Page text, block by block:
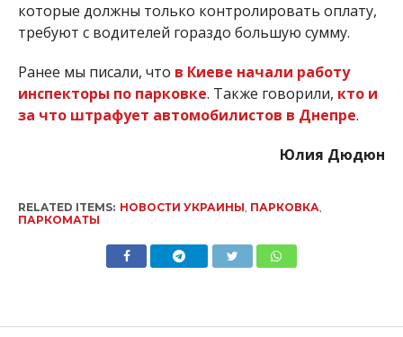
которые должны только контролировать оплату,
требуют с водителей гораздо большую сумму.
Ранее мы писали, что в Киеве начали работу
инспекторы по парковке. Также говорили, кто и
за что штрафует автомобилистов в Днепре.
Юлия Дюдюн
RELATED ITEMS: НОВОСТИ УКРАИНЫ, ПАРКОВКА,
ПАРКОМАТЫ